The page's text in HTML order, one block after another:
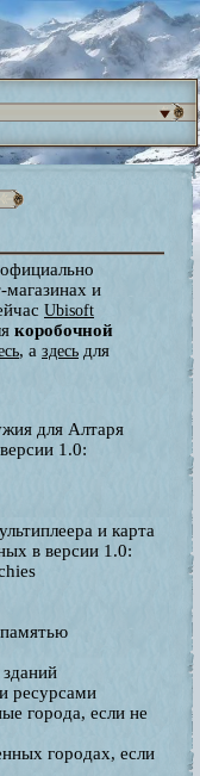
магазинах и
Ubisoft
коробочной
, а здесь для
для Алтаря
1.0:
и карта
в версии 1.0:
ресурсами
города, если не
городах, если